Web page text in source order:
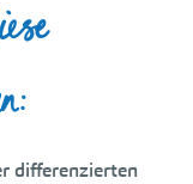
differenzierten